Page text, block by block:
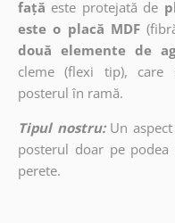
față este protejată de
este o placă MDF
două elemente de
cleme (flexi tip), care
posterul în ramă.
Tipul nostru: Un
posterul doar pe
perete.